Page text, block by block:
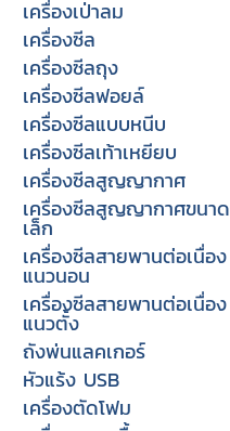
เครื่องเป่าลม
เครื่องซีล
เครื่องซีลถุง
เครื่องซีลฟอยล์
เครื่องซีลแบบหนีบ
เครื่องซีลเท้าเหยียบ
เครื่องซีลสูญญากาศ
เครื่องซีลสูญญากาศขนาด
เล็ก
เครื่องซีลสายพานต่อเนื่อง
แนวนอน
เครื่องซีลสายพานต่อเนื่อง
แนวตั้ง
ถังพ่นแลคเกอร์
หัวแร้ง USB
เครื่องตัดโฟม